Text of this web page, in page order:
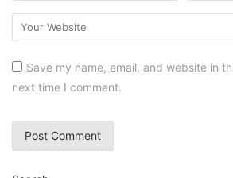
Save my name, email, and website in
next time I comment.